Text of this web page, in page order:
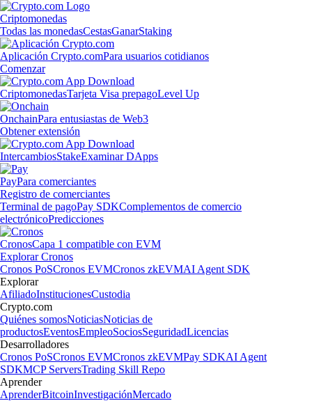
Criptomonedas
Todas las monedasCestasGanarStaking
Aplicación Crypto.comPara usuarios cotidianos
Comenzar
CriptomonedasTarjeta Visa prepagoLevel Up
OnchainPara entusiastas de Web3
Obtener extensión
IntercambiosStakeExaminar DApps
PayPara comerciantes
Registro de comerciantes
Terminal de pagoPay SDKComplementos de comercio
electrónicoPredicciones
CronosCapa 1 compatible con EVM
Explorar Cronos
Cronos PoSCronos EVMCronos zkEVMAI Agent SDK
Explorar
AfiliadoInstitucionesCustodia
Crypto.com
Quiénes somosNoticiasNoticias de
productosEventosEmpleoSociosSeguridadLicencias
Desarrolladores
Cronos PoSCronos EVMCronos zkEVMPay SDKAI Agent
SDKMCP ServersTrading Skill Repo
Aprender
AprenderBitcoinInvestigaciónMercado